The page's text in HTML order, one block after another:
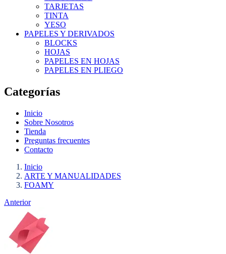
TARJETAS
TINTA
YESO
PAPELES Y DERIVADOS
BLOCKS
HOJAS
PAPELES EN HOJAS
PAPELES EN PLIEGO
Categorías
Inicio
Sobre Nosotros
Tienda
Preguntas frecuentes
Contacto
Inicio
ARTE Y MANUALIDADES
FOAMY
Anterior